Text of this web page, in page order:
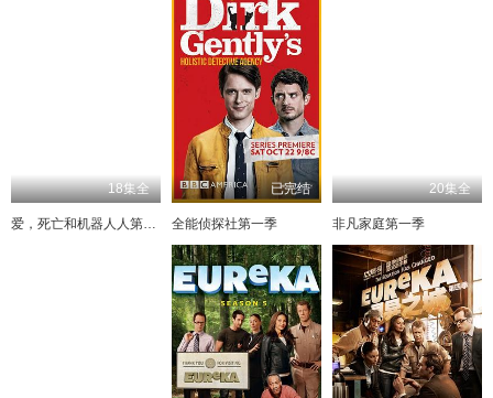
18集全
爱，死亡和机器人人第一季
已完结
全能侦探社第一季
20集全
非凡家庭第一季